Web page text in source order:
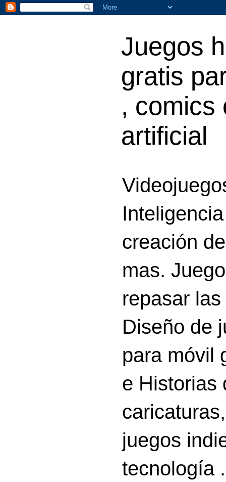
Juegos
gratis
, comics
artificial
creación
mas.
repasar
Diseño de
para móvil
e Historias
juegos
tecnología